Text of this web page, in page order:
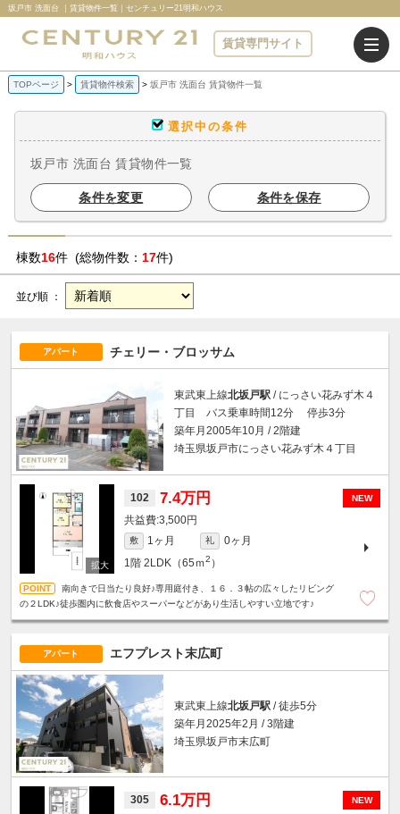
坂戸市 洗面台 ｜賃貸物件一覧｜センチュリー21明和ハウス
賃貸専門サイト
TOPページ 賃貸物件検索 坂戸市 洗面台 賃貸物件一覧
選択中の条件
坂戸市 洗面台 賃貸物件一覧
条件を変更 条件を保存
棟数16件 (総物件数： 17件)
並び順 ：
アパート チェリー・ブロッサム
東武東上線北坂戸駅 / にっさい花みず木４
丁目 バス乗車時間12分 停歩3分
築年月2005年10月 / 2階建
埼玉県坂戸市にっさい花みず木４丁目
NEW
102 7.4万円
3,500円
敷 1ヶ月 礼
0ヶ月
1階 2LDK（65ｍ2 ）
南向きで日当たり良好♪専用庭付き、１６．３帖の広々したリビング
の２LDK♪徒歩圏内に飲食店やスーパーなどがあり生活しやすい立地です♪
アパート エフプレスト末広町
東武東上線北坂戸駅 / 徒歩5分
築年月2025年2月 / 3階建
埼玉県坂戸市末広町
NEW
305 6.1万円